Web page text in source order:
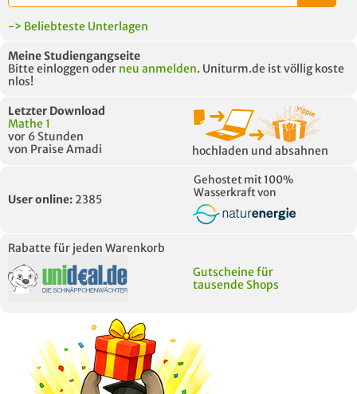
-> Beliebteste Unterlagen
Meine Studiengangseite
Bitte einloggen oder neu anmelden. Uniturm.de ist völlig koste
nlos!
Letzter Download
Mathe 1
vor 6 Stunden
von Praise Amadi
hochladen und absahnen
User online: 2385
Gehostet mit 100%
Wasserkraft von
Rabatte für jeden Warenkorb
Gutscheine für
tausende Shops